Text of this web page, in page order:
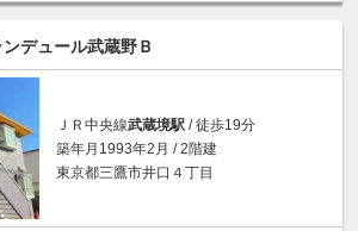
ンデュール武蔵野Ｂ
ＪＲ中央線武蔵境駅 / 徒歩19分
築年月1993年2月 / 2階建
東京都三鷹市井口４丁目